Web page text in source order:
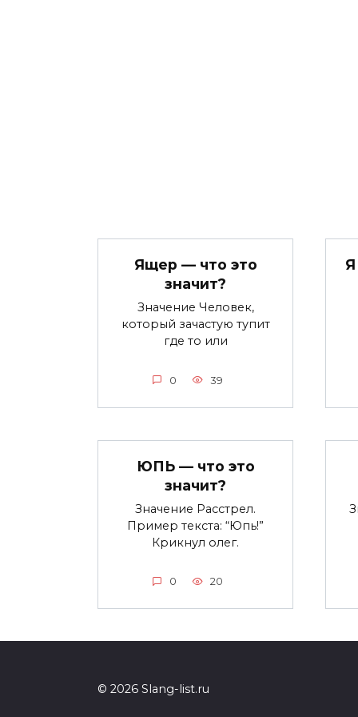
Ящер — что это
значит?
Значение Человек,
который зачастую тупит
где то или
0 39
ЮПЬ — что это
значит?
Значение Расстрел.
Пример текста: “Юпь!”
Крикнул олег.
0 20
© 2026 Slang-list.ru